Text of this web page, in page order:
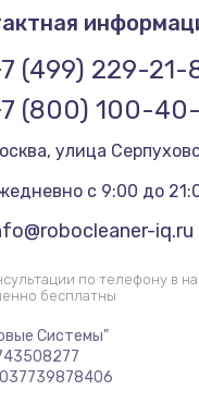
(499) 229-21-
(800) 100-
, улица
с 9:00 до
iq.ru
по телефону в
бесплатны
Системы"